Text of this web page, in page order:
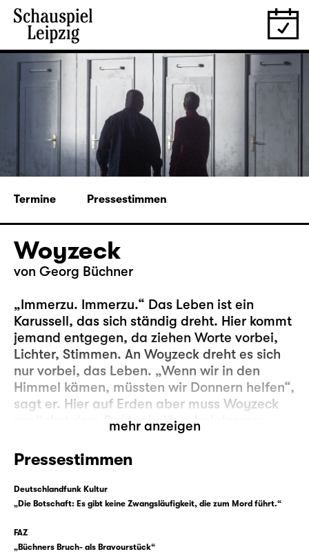
Termine Pressestimmen
Woyzeck
von Georg Büchner
„Immerzu. Immerzu.“ Das Leben ist ein
Karussell, das sich ständig dreht. Hier kommt
jemand entgegen, da ziehen Worte vorbei,
Lichter, Stimmen. An Woyzeck dreht es sich
nur vorbei, das Leben. „Wenn wir in den
Himmel kämen, müssten wir Donnern helfen“,
sagt er. Hier auf Erden aber muss Woyzeck
zunächst dem Doktor helfen, bei dessen
medizinischen Experimenten. Jeden Morgen
muss er zum Hauptmann und ihm zu Hilfe
sein. Er muss in die Kaserne. Und dann gibt
es noch Marie, die er liebt und mit der er ein
Kind hat. Auch dort sollte er helfen. Mehr, als
nie. Den anderen nicht, und ihm auch nicht.
mehr anzeigen
Pressestimmen
Deutschlandfunk Kultur
„Die Botschaft: Es gibt keine Zwangsläufigkeit, die zum Mord führt.“
FAZ
„Büchners Bruch- als Bravourstück“